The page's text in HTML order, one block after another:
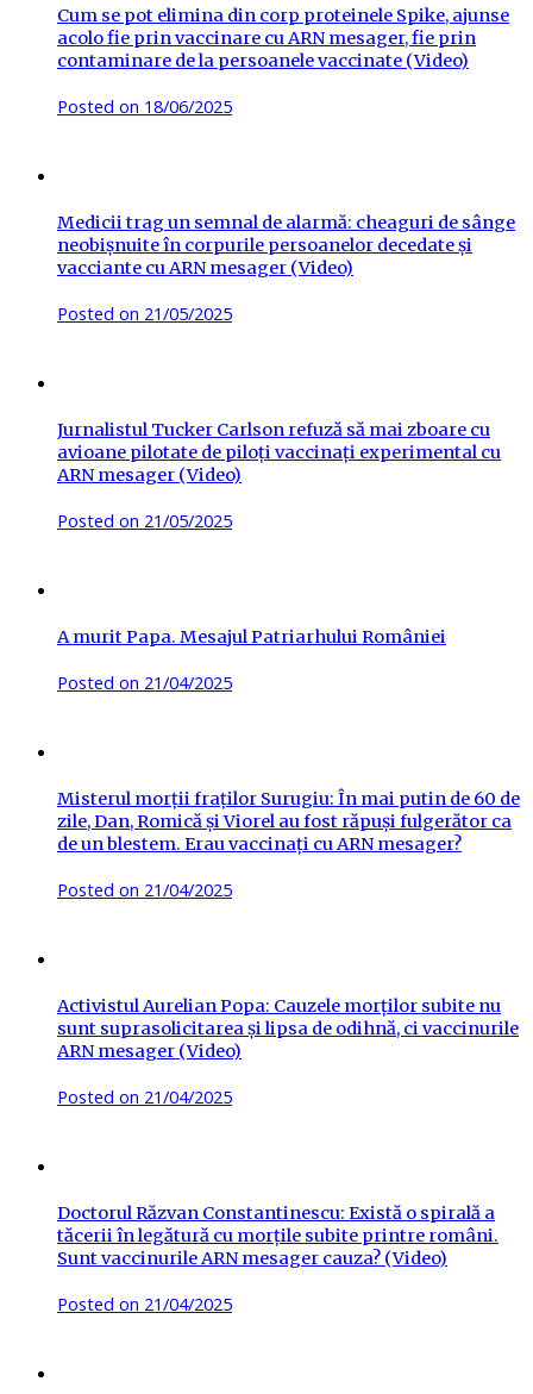
Cum se pot elimina din corp proteinele Spike, ajunse
acolo fie prin vaccinare cu ARN mesager, fie prin
contaminare de la persoanele vaccinate (Video)
Posted on 18/06/2025
Medicii trag un semnal de alarmă: cheaguri de sânge
neobișnuite în corpurile persoanelor decedate și
vacciante cu ARN mesager (Video)
Posted on 21/05/2025
Jurnalistul Tucker Carlson refuză să mai zboare cu
avioane pilotate de piloți vaccinați experimental cu
ARN mesager (Video)
Posted on 21/05/2025
A murit Papa. Mesajul Patriarhului României
Posted on 21/04/2025
Misterul morții fraților Surugiu: În mai putin de 60 de
zile, Dan, Romică și Viorel au fost răpuși fulgerător ca
de un blestem. Erau vaccinați cu ARN mesager?
Posted on 21/04/2025
Activistul Aurelian Popa: Cauzele morților subite nu
sunt suprasolicitarea și lipsa de odihnă, ci vaccinurile
ARN mesager (Video)
Posted on 21/04/2025
Doctorul Răzvan Constantinescu: Există o spirală a
tăcerii în legătură cu morțile subite printre români.
Sunt vaccinurile ARN mesager cauza? (Video)
Posted on 21/04/2025